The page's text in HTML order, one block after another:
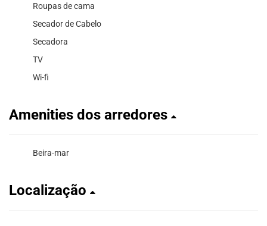
Roupas de cama
Secador de Cabelo
Secadora
TV
Wi-fi
Amenities dos arredores
Beira-mar
Localização